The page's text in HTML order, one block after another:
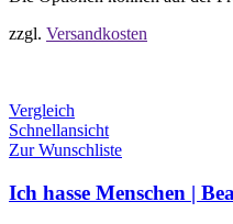
zzgl. Versandkosten
Vergleich
Schnellansicht
Zur Wunschliste
Ich hasse Menschen |